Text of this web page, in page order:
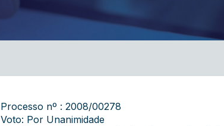
Processo nº : 2008/00278
Voto: Por Unanimidade